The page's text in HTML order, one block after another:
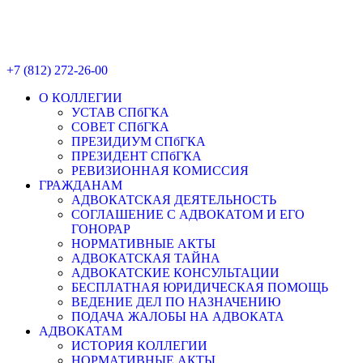
+7 (812) 272-26-00
О КОЛЛЕГИИ
УСТАВ СПбГКА
СОВЕТ СПбГКА
ПРЕЗИДИУМ СПбГКА
ПРЕЗИДЕНТ СПбГКА
РЕВИЗИОННАЯ КОМИССИЯ
ГРАЖДАНАМ
АДВОКАТСКАЯ ДЕЯТЕЛЬНОСТЬ
СОГЛАШЕНИЕ С АДВОКАТОМ И ЕГО
ГОНОРАР
НОРМАТИВНЫЕ АКТЫ
АДВОКАТСКАЯ ТАЙНА
АДВОКАТСКИЕ КОНСУЛЬТАЦИИ
БЕСПЛАТНАЯ ЮРИДИЧЕСКАЯ ПОМОЩЬ
ВЕДЕНИЕ ДЕЛ ПО НАЗНАЧЕНИЮ
ПОДАЧА ЖАЛОБЫ НА АДВОКАТА
АДВОКАТАМ
ИСТОРИЯ КОЛЛЕГИИ
НОРМАТИВНЫЕ АКТЫ